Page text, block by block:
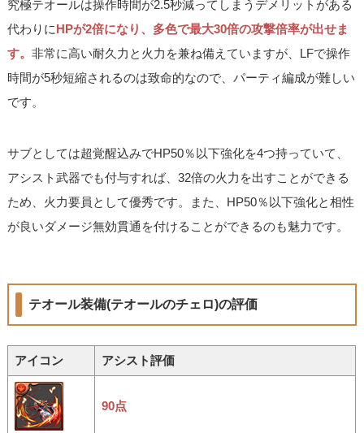
究極テオールは操作時間が2.5秒減ってしまうデメリットがある
代わりにHPが2倍になり、多色で最大30倍の攻撃倍率が出せま
す。非常に高い耐久力と火力を兼ね備えていますが、LFで操作
時間が5秒短縮されるのは致命的なので、パーティ編成が難しい
です。
サブとしては超覚醒込みでHP50％以下強化を4つ持っていて、
アシスト武器でも付与すれば、32倍の火力を出すことができる
ため、火力要員として優秀です。また、HP50％以下強化と相性
が良いダメージ無効貫通を付けることができるのも魅力です。
テオール装備(テオールのチェロ)の評価
アイコン アシスト評価
90点